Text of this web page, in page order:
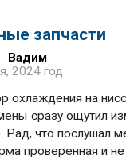
запчасти
Вадим
2024 год
охлаждения на
сразу ощутил
Рад, что послушал
проверенная и